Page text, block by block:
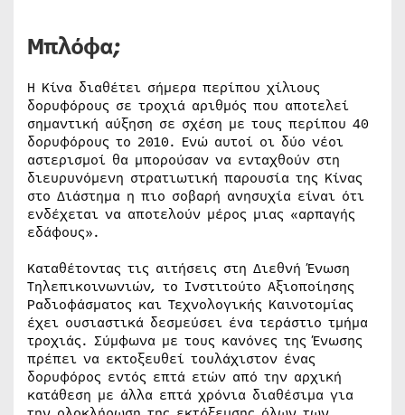
Μπλόφα;
Η Κίνα διαθέτει σήμερα περίπου χίλιους
δορυφόρους σε τροχιά αριθμός που αποτελεί
σημαντική αύξηση σε σχέση με τους περίπου 40
δορυφόρους το 2010. Ενώ αυτοί οι δύο νέοι
αστερισμοί θα μπορούσαν να ενταχθούν στη
διευρυνόμενη στρατιωτική παρουσία της Κίνας
στο Διάστημα η πιο σοβαρή ανησυχία είναι ότι
ενδέχεται να αποτελούν μέρος μιας «αρπαγής
εδάφους».
Καταθέτοντας τις αιτήσεις στη Διεθνή Ένωση
Τηλεπικοινωνιών, το Ινστιτούτο Αξιοποίησης
Ραδιοφάσματος και Τεχνολογικής Καινοτομίας
έχει ουσιαστικά δεσμεύσει ένα τεράστιο τμήμα
τροχιάς. Σύμφωνα με τους κανόνες της Ένωσης
πρέπει να εκτοξευθεί τουλάχιστον ένας
δορυφόρος εντός επτά ετών από την αρχική
κατάθεση με άλλα επτά χρόνια διαθέσιμα για